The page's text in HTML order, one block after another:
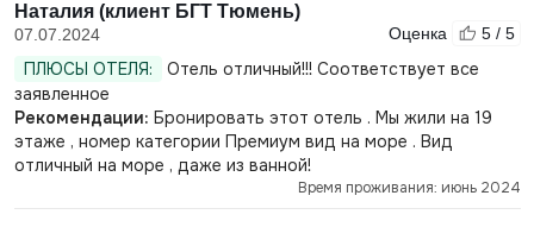
Наталия (клиент БГТ Тюмень)
07.07.2024 Оценка 5 / 5
ПЛЮСЫ ОТЕЛЯ:
Отель отличный!!! Соответствует все
заявленное
Рекомендации: Бронировать этот отель . Мы жили на 19
этаже , номер категории Премиум вид на море . Вид
отличный на море , даже из ванной!
Время проживания: июнь 2024